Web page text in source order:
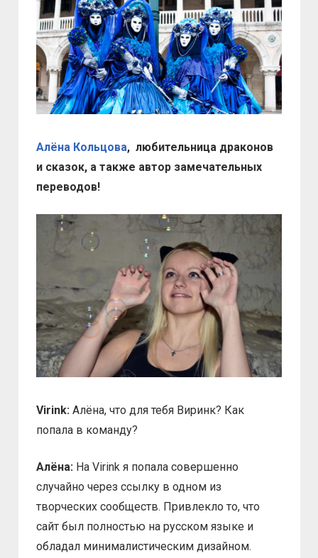
Алёна Кольцова, любительница драконов
и сказок, а также автор замечательных
переводов!
Virink: Алёна, что для тебя Виринк? Как
попала в команду?
Алёна: На Virink я попала совершенно
случайно через ссылку в одном из
творческих сообществ. Привлекло то, что
сайт был полностью на русском языке и
обладал минималистическим дизайном.